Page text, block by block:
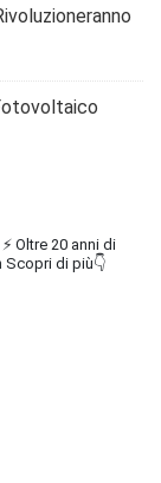
⚡ Oltre 20 anni di
Scopri di più👇